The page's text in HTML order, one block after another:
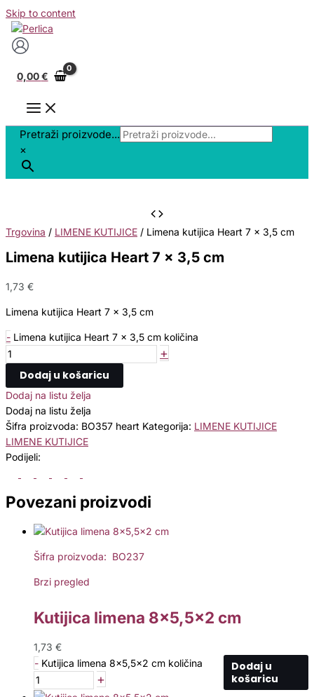
Skip to content
0,00€
Pretraži proizvode...
×
Trgovina / LIMENE KUTIJICE / Limena kutijica Heart 7 x 3,5 cm
Limena kutijica Heart 7 x 3,5 cm
1,73 €
Limena kutijica Heart 7 x 3,5 cm
- Limena kutijica Heart 7 x 3,5 cm količina
+
Dodaj u košaricu
Dodaj na listu želja
Dodaj na listu želja
Šifra proizvoda: BO357 heart Kategorija: LIMENE KUTIJICE
LIMENE KUTIJICE
Podijeli:
Povezani proizvodi
Šifra proizvoda: BO237
Brzi pregled
Kutijica limena 8×5,5×2 cm
1,73 €
- Kutijica limena 8x5,5x2 cm količina
+
Dodaj u
košaricu